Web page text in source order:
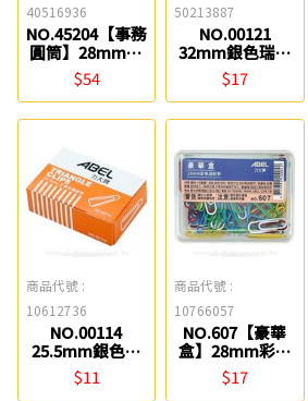
40516936
NO.45204【事務
圓筒】28mm銀
色圓型迴紋針
ABEL
$54
50213887
NO.00121
32mm銀色瑞士
強力迴紋針(40
入) ABEL
$17
商品代號 :
10612736
NO.00114
25.5mm銀色三
角型迴紋針(70
入) ABEL
$11
商品代號 :
10766057
NO.607【豪華
盒】28mm彩色
圓型迴紋針(90
入) ABEL
$17